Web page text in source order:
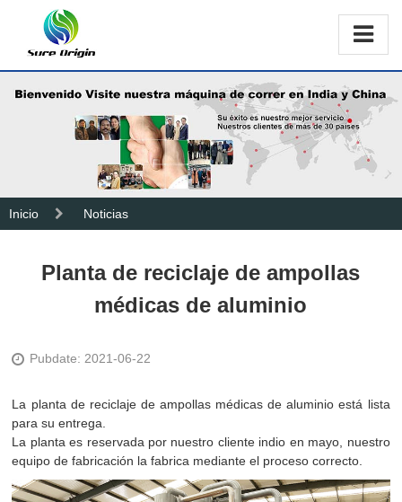
Inicio Noticias
Planta de reciclaje de ampollas
médicas de aluminio
Pubdate: 2021-06-22
La planta de reciclaje de ampollas médicas de aluminio está lista
para su entrega.
La planta es reservada por nuestro cliente indio en mayo, nuestro
equipo de fabricación la fabrica mediante el proceso correcto.